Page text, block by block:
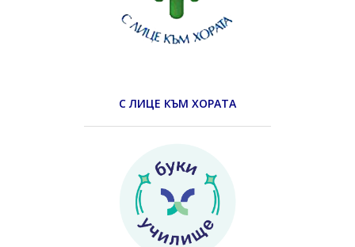
С ЛИЦЕ КЪМ ХОРАТА